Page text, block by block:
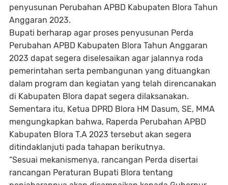
penyusunan Perubahan APBD Kabupaten Blora Tahun
Anggaran 2023.
Bupati berharap agar proses penyusunan Perda
Perubahan APBD Kabupaten Blora Tahun Anggaran
2023 dapat segera diselesaikan agar jalannya roda
pemerintahan serta pembangunan yang dituangkan
dalam program dan kegiatan yang telah direncanakan
di Kabupaten Blora dapat segera dilaksanakan.
Sementara itu, Ketua DPRD Blora HM Dasum, SE, MMA
mengungkapkan bahwa, Raperda Perubahan APBD
Kabupaten Blora T.A 2023 tersebut akan segera
ditindaklanjuti pada tahapan berikutnya.
“Sesuai mekanismenya, rancangan Perda disertai
rancangan Peraturan Bupati Blora tentang